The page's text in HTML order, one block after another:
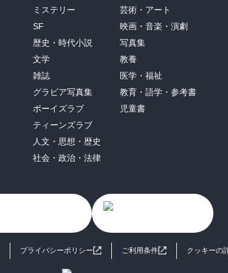
ミステリー
SF
歴史・時代小説
文学
雑誌
グラビア写真集
ボーイズラブ
ティーンズラブ
人文・思想・歴史
社会・政治・法律
芸術・アート
映画・音楽・演劇
写真集
教養
医学・福祉
教育・語学・参考書
児童書
プライバシーポリシー ご利用条件 クッキーの